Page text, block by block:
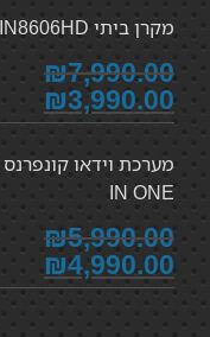
מקרן ביתי InFocus IN8606HD
₪7,990.00
₪3,990.00
IN ONE
₪5,990.00
₪4,990.00